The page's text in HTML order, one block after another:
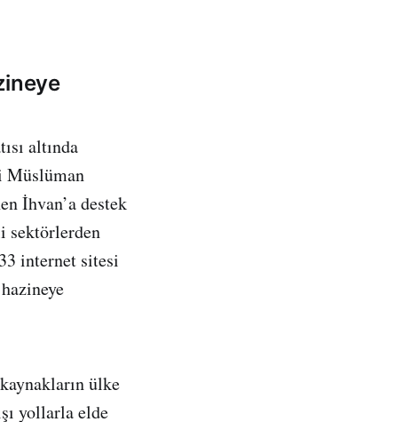
altında
Müslüman
İhvan’a destek
sektörlerden
internet sitesi
ülke
yollarla elde